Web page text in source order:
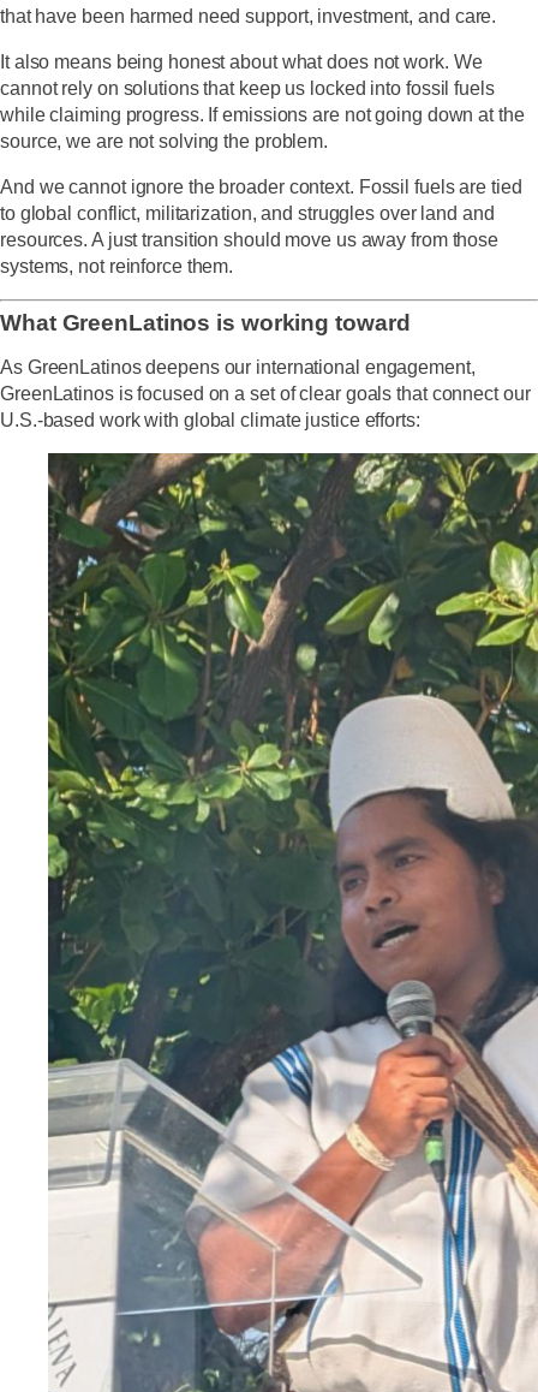
that have been harmed need support, investment, and care.
It also means being honest about what does not work. We
cannot rely on solutions that keep us locked into fossil fuels
while claiming progress. If emissions are not going down at the
source, we are not solving the problem.
And we cannot ignore the broader context. Fossil fuels are tied
to global conflict, militarization, and struggles over land and
resources. A just transition should move us away from those
systems, not reinforce them.
What GreenLatinos is working toward
As GreenLatinos deepens our international engagement,
GreenLatinos is focused on a set of clear goals that connect our
U.S.-based work with global climate justice efforts: